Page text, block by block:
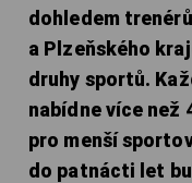
dohledem
a Plzeňského
druhy sportů.
nabídne více
pro menší
do patnácti let